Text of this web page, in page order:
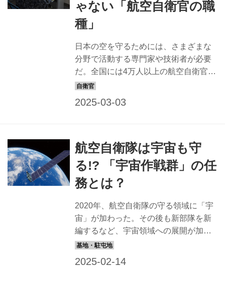
長。約30年通信員として勤務後、「サ
イバー運用員」に転換した 「データ通
信、無線通信を用いて全国の基地・分
屯基地との情報伝送や器材の整備・管
理を担います。私の任務は、空自の運
用する情報システムへのサイバ...
ゃない「航空自衛官の職
種」
日本の空を守るためには、さまざまな
分野で活動する専門家や技術者が必要
だ。全国には4万人以上の航空自衛官が
約60種の職種に分かれて活躍してい
を操縦し、上空から日本の空を守る
【畠伸一郎1等空尉】 新田原基地（宮
崎県）にある第305飛行隊所属のF-15パ
イロット。普段からトレーニングを欠
て、日本の領空に侵入しようとする航
空機に対処しています。それ以外で
は、各種訓練を通じて操縦技術向上に
努めています。任務を完遂し、日本...
航空自衛隊は宇宙も守
る!? 「宇宙作戦群」の任
務とは？
2020年、航空自衛隊の守る領域に「宇
宙」が加わった。その後も新部隊を新
編するなど、宇宙領域への展開が加速
している。 経済・社会活動に不可欠な